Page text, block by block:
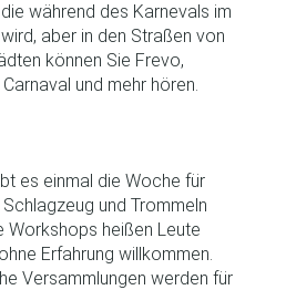
die während des Karnevals im
aber in den Straßen von
können Sie Frevo,
und mehr hören.
es einmal die Woche für
und Trommeln
Workshops heißen Leute
Erfahrung willkommen.
Versammlungen werden für